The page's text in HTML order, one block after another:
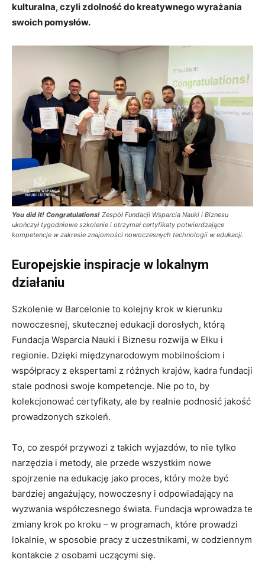
kulturalna, czyli zdolność do kreatywnego wyrażania
swoich pomysłów.
You did it! Congratulations! Zespół Fundacji Wsparcia Nauki i Biznesu
ukończył tygodniowe szkolenie i otrzymał certyfikaty potwierdzające
kompetencje w zakresie znajomości nowoczesnych technologii w edukacji.
Europejskie inspiracje w lokalnym
działaniu
Szkolenie w Barcelonie to kolejny krok w kierunku
nowoczesnej, skutecznej edukacji dorosłych, którą
Fundacja Wsparcia Nauki i Biznesu rozwija w Ełku i
regionie. Dzięki międzynarodowym mobilnościom i
współpracy z ekspertami z różnych krajów, kadra fundacji
stale podnosi swoje kompetencje. Nie po to, by
kolekcjonować certyfikaty, ale by realnie podnosić jakość
prowadzonych szkoleń.
To, co zespół przywozi z takich wyjazdów, to nie tylko
narzędzia i metody, ale przede wszystkim nowe
spojrzenie na edukację jako proces, który może być
bardziej angażujący, nowoczesny i odpowiadający na
wyzwania współczesnego świata. Fundacja wprowadza te
zmiany krok po kroku – w programach, które prowadzi
lokalnie, w sposobie pracy z uczestnikami, w codziennym
kontakcie z osobami uczącymi się.